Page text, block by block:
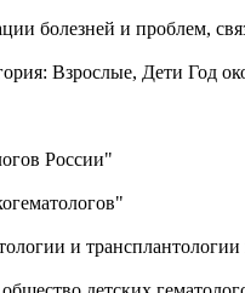
болезней и проблем,
Взрослые, Дети Год
России"
и